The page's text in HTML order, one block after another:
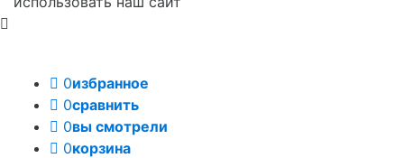
0избранное
0сравнить
0вы смотрели
0корзина